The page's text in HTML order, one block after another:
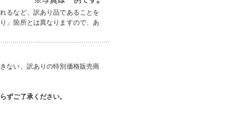
るなど、訳あり品であることを
」箇所とは異なりますので、あ
ない、訳ありの特別価格販売商
ずご了承ください。